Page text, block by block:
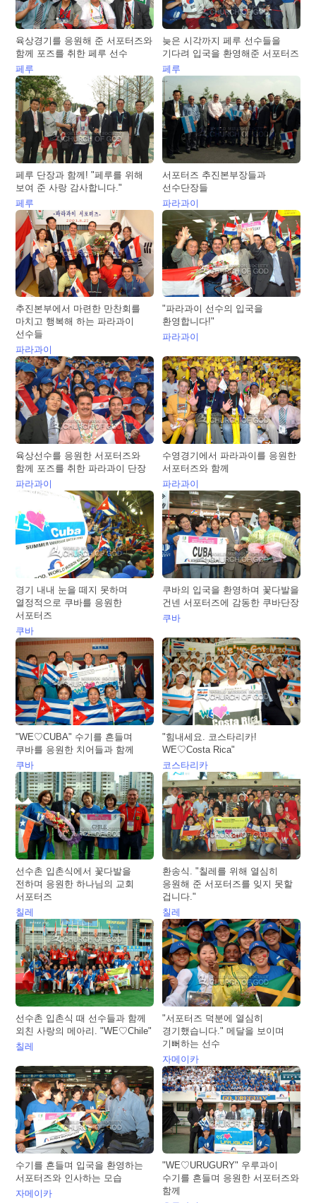
육상경기를 응원해 준 서포터즈와
함께 포즈를 취한 페루 선수
페루
늦은 시각까지 페루 선수들을
기다려 입국을 환영해준 서포터즈
페루
페루 단장과 함께! "페루를 위해
보여 준 사랑 감사합니다."
페루
서포터즈 추진본부장들과
선수단장들
파라과이
추진본부에서 마련한 만찬회를
마치고 행복해 하는 파라과이
선수들
파라과이
"파라과이 선수의 입국을
환영합니다!"
파라과이
육상선수를 응원한 서포터즈와
함께 포즈를 취한 파라과이 단장
파라과이
수영경기에서 파라과이를 응원한
서포터즈와 함께
파라과이
경기 내내 눈을 떼지 못하며
열정적으로 쿠바를 응원한
서포터즈
쿠바
쿠바의 입국을 환영하며 꽃다발을
건넨 서포터즈에 감동한 쿠바단장
쿠바
"WE♡CUBA" 수기를 흔들며
쿠바를 응원한 치어들과 함께
쿠바
"힘내세요. 코스타리카!
WE♡Costa Rica"
코스타리카
선수촌 입촌식에서 꽃다발을
전하며 응원한 하나님의 교회
서포터즈
칠레
환송식. "칠레를 위해 열심히
응원해 준 서포터즈를 잊지 못할
겁니다."
칠레
선수촌 입촌식 때 선수들과 함께
외친 사랑의 메아리. "WE♡Chile"
칠레
"서포터즈 덕분에 열심히
경기했습니다." 메달을 보이며
기뻐하는 선수
자메이카
수기를 흔들며 입국을 환영하는
서포터즈와 인사하는 모습
자메이카
"WE♡URUGURY" 우루과이
수기를 흔들며 응원한 서포터즈와
함께